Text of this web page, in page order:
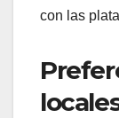
con las